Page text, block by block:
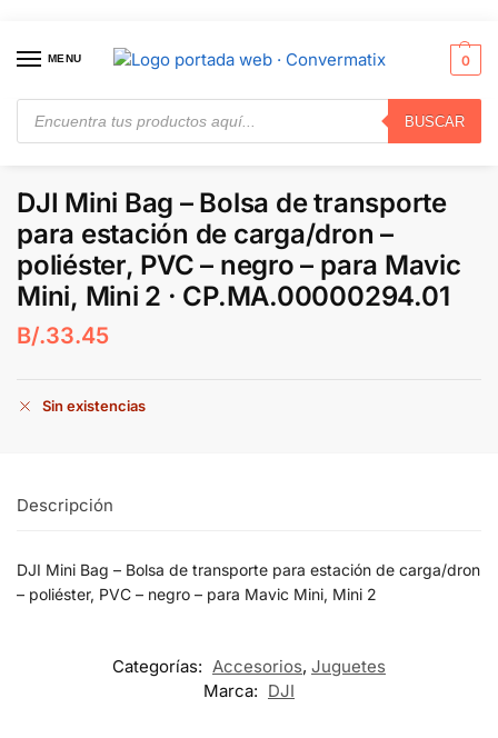
MENU
BUSCAR
0
Inicio / Juguetes / Accesorios / DJI Mini Bag – Bolsa de transporte para estación de carga/dron – poliéster, PVC – negro – para Mavic Mini, Mini 2 · CP.MA.00000294.01
DJI Mini Bag – Bolsa de transporte
para estación de carga/dron –
poliéster, PVC – negro – para Mavic
Mini, Mini 2 · CP.MA.00000294.01
B/.33.45
Sin existencias
Descripción
DJI Mini Bag – Bolsa de transporte para estación de carga/dron
– poliéster, PVC – negro – para Mavic Mini, Mini 2
Categorías: Accesorios, Juguetes
Marca: DJI